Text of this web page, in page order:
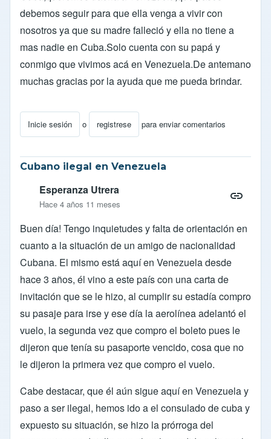
debemos seguir para que ella venga a vivir con
nosotros ya que su madre falleció y ella no tiene a
mas nadie en Cuba.Solo cuenta con su papá y
conmigo que vivimos acá en Venezuela.De antemano
muchas gracias por la ayuda que me pueda brindar.
Inicie sesión o registrese para enviar comentarios
Cubano ilegal en Venezuela
Esperanza Utrera
Hace 4 años 11 meses
Buen día! Tengo inquietudes y falta de orientación en
cuanto a la situación de un amigo de nacionalidad
Cubana. El mismo está aquí en Venezuela desde
hace 3 años, él vino a este país con una carta de
invitación que se le hizo, al cumplir su estadía compro
su pasaje para irse y ese día la aerolínea adelantó el
vuelo, la segunda vez que compro el boleto pues le
dijeron que tenía su pasaporte vencido, cosa que no
le dijeron la primera vez que compro el vuelo.
Cabe destacar, que él aún sigue aquí en Venezuela y
paso a ser ilegal, hemos ido a el consulado de cuba y
expuesto su situación, se hizo la prórroga del